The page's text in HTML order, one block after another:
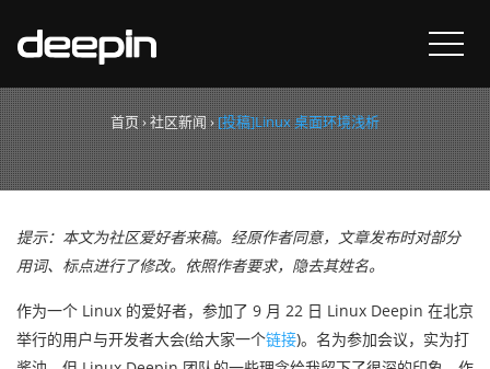
[投稿]Linux 桌面环境浅析
首页›社区新闻› [投稿]Linux 桌面环境浅析
提示：本文为社区爱好者来稿。经原作者同意，文章发布时对部分
用词、标点进行了修改。依照作者要求，隐去其姓名。
作为一个 Linux 的爱好者，参加了 9 月 22 日 Linux Deepin 在北京
举行的用户与开发者大会(给大家一个链接)。名为参加会议，实为打